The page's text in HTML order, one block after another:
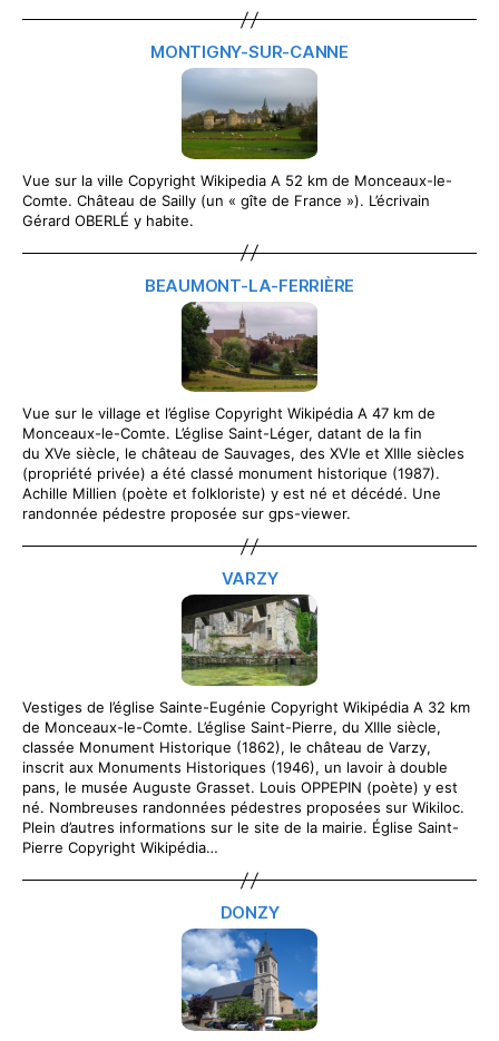
MONTIGNY-SUR-CANNE
Vue sur la ville Copyright Wikipedia A 52 km de Monceaux-le-
Comte. Château de Sailly (un « gîte de France »). L’écrivain
Gérard OBERLÉ y habite.
BEAUMONT-LA-FERRIÈRE
Vue sur le village et l’église Copyright Wikipédia A 47 km de
Monceaux-le-Comte. L’église Saint-Léger, datant de la fin
du XVe siècle, le château de Sauvages, des XVIe et XIIIe siècles
(propriété privée) a été classé monument historique (1987).
Achille Millien (poète et folkloriste) y est né et décédé. Une
randonnée pédestre proposée sur gps-viewer.
VARZY
Vestiges de l’église Sainte-Eugénie Copyright Wikipédia A 32 km
de Monceaux-le-Comte. L’église Saint-Pierre, du XIIIe siècle,
classée Monument Historique (1862), le château de Varzy,
inscrit aux Monuments Historiques (1946), un lavoir à double
pans, le musée Auguste Grasset. Louis OPPEPIN (poète) y est
né. Nombreuses randonnées pédestres proposées sur Wikiloc.
Plein d’autres informations sur le site de la mairie. Église Saint-
Pierre Copyright Wikipédia…
DONZY